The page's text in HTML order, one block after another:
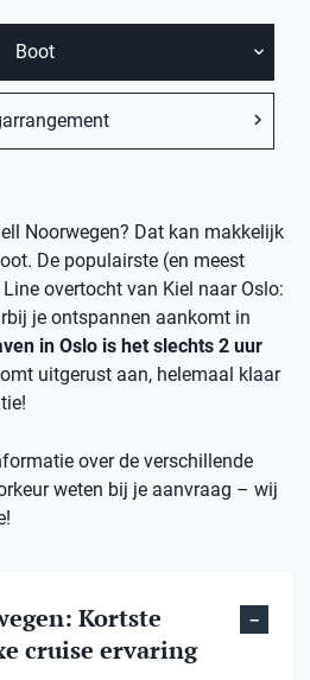
Boot
Noorwegen? Dat kan makkelijk
De populairste (en meest
overtocht van Kiel naar Oslo:
je ontspannen aankomt in
in Oslo is het slechts 2 uur
uitgerust aan, helemaal klaar
over de verschillende
weten bij je aanvraag – wij
Kortste
cruise ervaring